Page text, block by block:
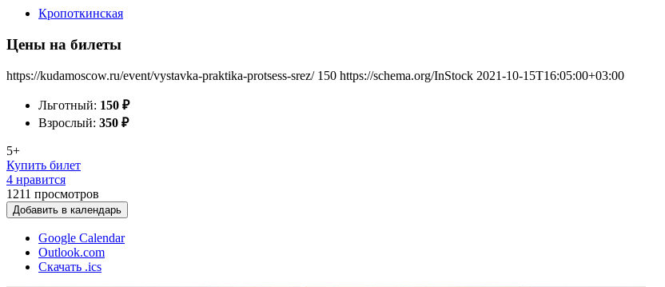
Кропоткинская
Цены на билеты
https://kudamoscow.ru/event/vystavka-praktika-protsess-srez/ 150 https://schema.org/InStock 2021-10-15T16:05:00+03:00
Льготный: 150 ₽
Взрослый: 350 ₽
5+
Купить билет
4 нравится
1211 просмотров
Добавить в календарь
Google Calendar
Outlook.com
Скачать .ics